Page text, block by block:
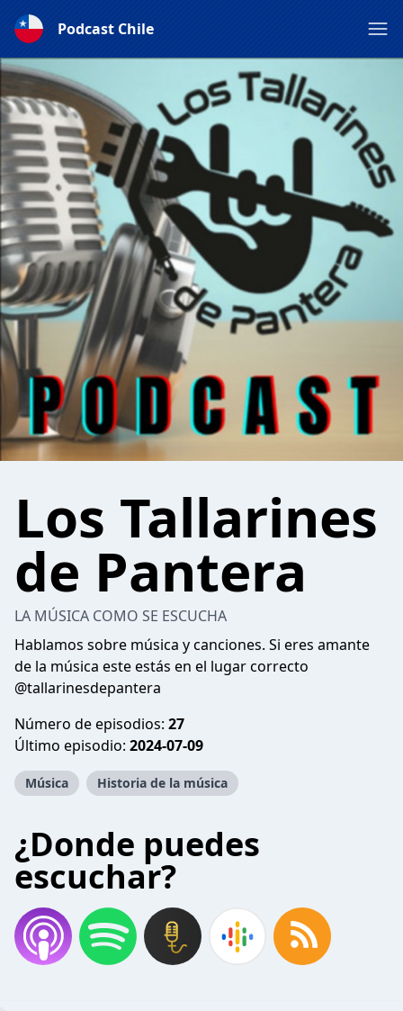
Podcast Chile
Los Tallarines
de Pantera
LA MÚSICA COMO SE ESCUCHA
Hablamos sobre música y canciones. Si eres amante
de la música este estás en el lugar correcto
@tallarinesdepantera
Número de episodios: 27
Último episodio: 2024-07-09
Música Historia de la música
¿Donde puedes
escuchar?